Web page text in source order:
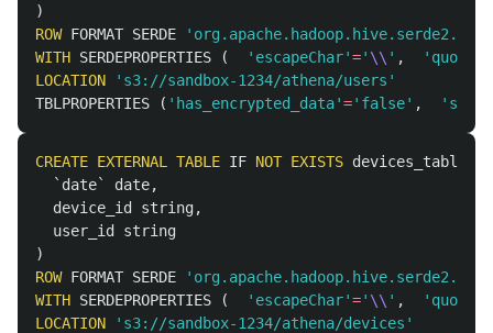
)
ROW FORMAT SERDE
WITH SERDEPROPERTIES ( 'escapeChar'=' \\ ' ,
LOCATION
's3://sandbox-1234/athena/users'
TBLPROPERTIES
( 'has_encrypted_data'='false' ,
CREATE EXTERNAL TABLE IF NOT EXISTS devices_table
`date`
date,
device_id
string,
user_id
string
)
ROW FORMAT SERDE
WITH SERDEPROPERTIES ( 'escapeChar'=' \\ ' ,
LOCATION
's3://sandbox-1234/athena/devices'